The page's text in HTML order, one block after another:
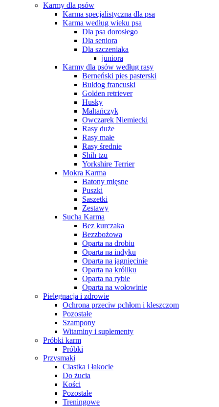
Karmy dla psów
Karma specjalistyczna dla psa
Karma według wieku psa
Dla psa dorosłego
Dla seniora
Dla szczeniaka
juniora
Karmy dla psów według rasy
Berneński pies pasterski
Buldog francuski
Golden retriever
Husky
Maltańczyk
Owczarek Niemiecki
Rasy duże
Rasy małe
Rasy średnie
Shih tzu
Yorkshire Terrier
Mokra Karma
Batony mięsne
Puszki
Saszetki
Zestawy
Sucha Karma
Bez kurczaka
Bezzbożowa
Oparta na drobiu
Oparta na indyku
Oparta na jagnięcinie
Oparta na króliku
Oparta na rybie
Oparta na wołowinie
Pielęgnacja i zdrowie
Ochrona przeciw pchłom i kleszczom
Pozostałe
Szampony
Witaminy i suplementy
Próbki karm
Próbki
Przysmaki
Ciastka i łakocie
Do żucia
Kości
Pozostałe
Treningowe